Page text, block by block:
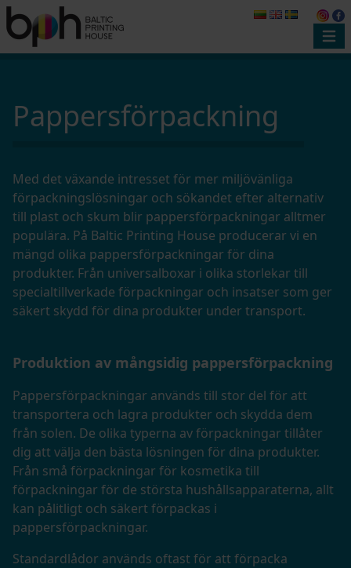
Pappersförpackning
Med det växande intresset för mer miljövänliga
förpackningslösningar och sökandet efter alternativ
till plast och skum blir pappersförpackningar alltmer
populära. På Baltic Printing House producerar vi en
mängd olika pappersförpackningar för dina
produkter. Från universalboxar i olika storlekar till
specialtillverkade förpackningar och insatser som ger
säkert skydd för dina produkter under transport.
Produktion av mångsidig pappersförpackning
Pappersförpackningar används till stor del för att
transportera och lagra produkter och skydda dem
från solen. De olika typerna av förpackningar tillåter
dig att välja den bästa lösningen för dina produkter.
Från små förpackningar för kosmetika till
förpackningar för de största hushållsapparaterna, allt
kan pålitligt och säkert förpackas i
pappersförpackningar.
Standardlådor används oftast för att förpacka